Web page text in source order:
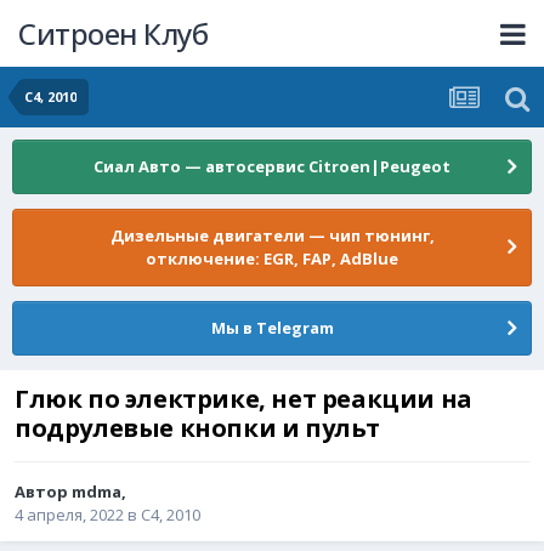
Ситроен Клуб
C4, 2010
Сиал Авто — автосервис Citroen|Peugeot
Дизельные двигатели — чип тюнинг,
отключение: EGR, FAP, AdBlue
Мы в Telegram
Глюк по электрике, нет реакции на
подрулевые кнопки и пульт
Автор mdma,
4 апреля, 2022 в C4, 2010